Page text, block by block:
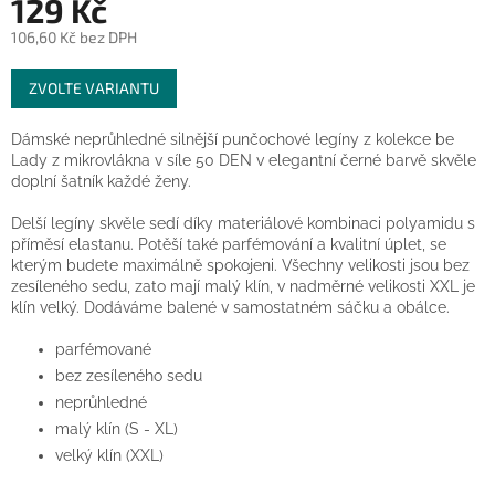
129 Kč
106,60 Kč bez DPH
Měrná
cena:
ZVOLTE VARIANTU
Dámské neprůhledné silnější punčochové legíny z kolekce be
Lady z mikrovlákna v síle 50 DEN v elegantní černé barvě skvěle
doplní šatník každé ženy.
Delší legíny skvěle sedí díky materiálové kombinaci polyamidu s
příměsí elastanu. Potěší také parfémování a kvalitní úplet, se
kterým budete maximálně spokojeni. Všechny velikosti jsou bez
zesíleného sedu, zato mají malý klín, v nadměrné velikosti XXL je
klín velký. Dodáváme balené v samostatném sáčku a obálce.
parfémované
bez zesíleného sedu
neprůhledné
malý klín (S - XL)
velký klín (XXL)